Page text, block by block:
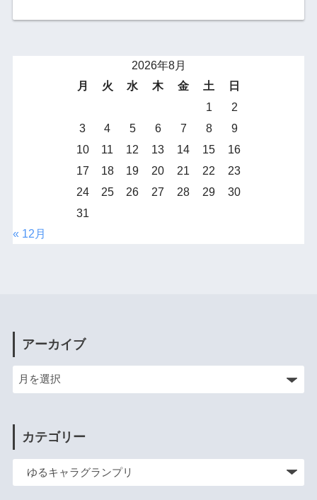
2026年8月
月
火 水 木 金 土
日
1
2
3
4 5 6 7 8
9
10
11 12 13 14 15
16
17
18 19 20 21 22
23
24
25 26 27 28 29
30
31
« 12月
アーカイブ
カテゴリー